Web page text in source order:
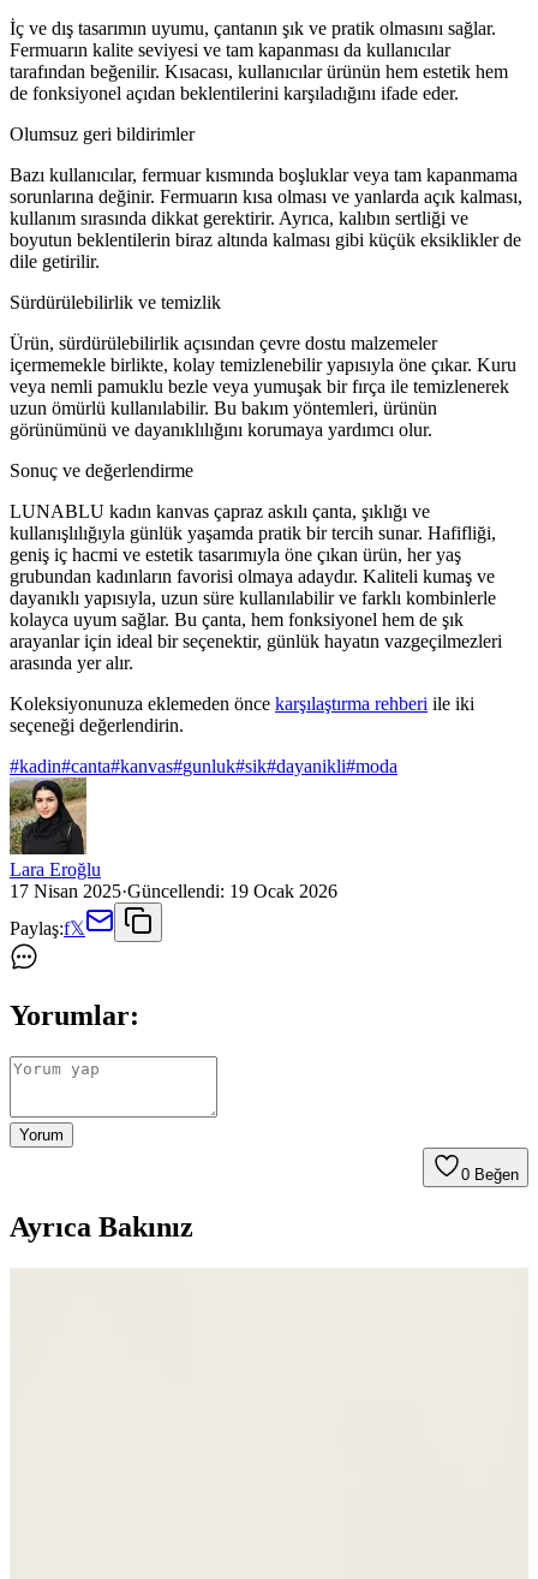
İç ve dış tasarımın uyumu, çantanın şık ve pratik olmasını sağlar.
Fermuarın kalite seviyesi ve tam kapanması da kullanıcılar
tarafından beğenilir. Kısacası, kullanıcılar ürünün hem estetik hem
de fonksiyonel açıdan beklentilerini karşıladığını ifade eder.
Olumsuz geri bildirimler
Bazı kullanıcılar, fermuar kısmında boşluklar veya tam kapanmama
sorunlarına değinir. Fermuarın kısa olması ve yanlarda açık kalması,
kullanım sırasında dikkat gerektirir. Ayrıca, kalıbın sertliği ve
boyutun beklentilerin biraz altında kalması gibi küçük eksiklikler de
dile getirilir.
Sürdürülebilirlik ve temizlik
Ürün, sürdürülebilirlik açısından çevre dostu malzemeler
içermemekle birlikte, kolay temizlenebilir yapısıyla öne çıkar. Kuru
veya nemli pamuklu bezle veya yumuşak bir fırça ile temizlenerek
uzun ömürlü kullanılabilir. Bu bakım yöntemleri, ürünün
görünümünü ve dayanıklılığını korumaya yardımcı olur.
Sonuç ve değerlendirme
LUNABLU kadın kanvas çapraz askılı çanta, şıklığı ve
kullanışlılığıyla günlük yaşamda pratik bir tercih sunar. Hafifliği,
geniş iç hacmi ve estetik tasarımıyla öne çıkan ürün, her yaş
grubundan kadınların favorisi olmaya adaydır. Kaliteli kumaş ve
dayanıklı yapısıyla, uzun süre kullanılabilir ve farklı kombinlerle
kolayca uyum sağlar. Bu çanta, hem fonksiyonel hem de şık
arayanlar için ideal bir seçenektir, günlük hayatın vazgeçilmezleri
arasında yer alır.
Koleksiyonunuza eklemeden önce karşılaştırma rehberi ile iki
seçeneği değerlendirin.
#kadin#canta#kanvas#gunluk#sik#dayanikli#moda
Lara Eroğlu
17 Nisan 2025·Güncellendi: 19 Ocak 2026
Paylaş:f𝕏
Yorumlar:
Yorum
0 Beğen
Ayrıca Bakınız